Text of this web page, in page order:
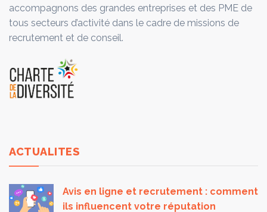
accompagnons des grandes entreprises et des PME de
tous secteurs d’activité dans le cadre de missions de
recrutement et de conseil.
ACTUALITES
Avis en ligne et recrutement : comment
ils influencent votre réputation